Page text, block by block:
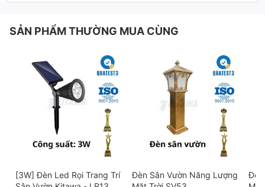
SẢN PHẨM THƯỜNG MUA CÙNG
[3W] Đèn Led Rọi Trang Trí
Đèn Sân Vườn Năng Lượng
Đèn